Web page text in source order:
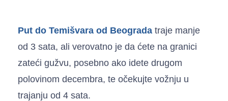
Put do Temišvara od Beograda traje manje
od 3 sata, ali verovatno je da ćete na granici
zateći gužvu, posebno ako idete drugom
polovinom decembra, te očekujte vožnju u
trajanju od 4 sata.